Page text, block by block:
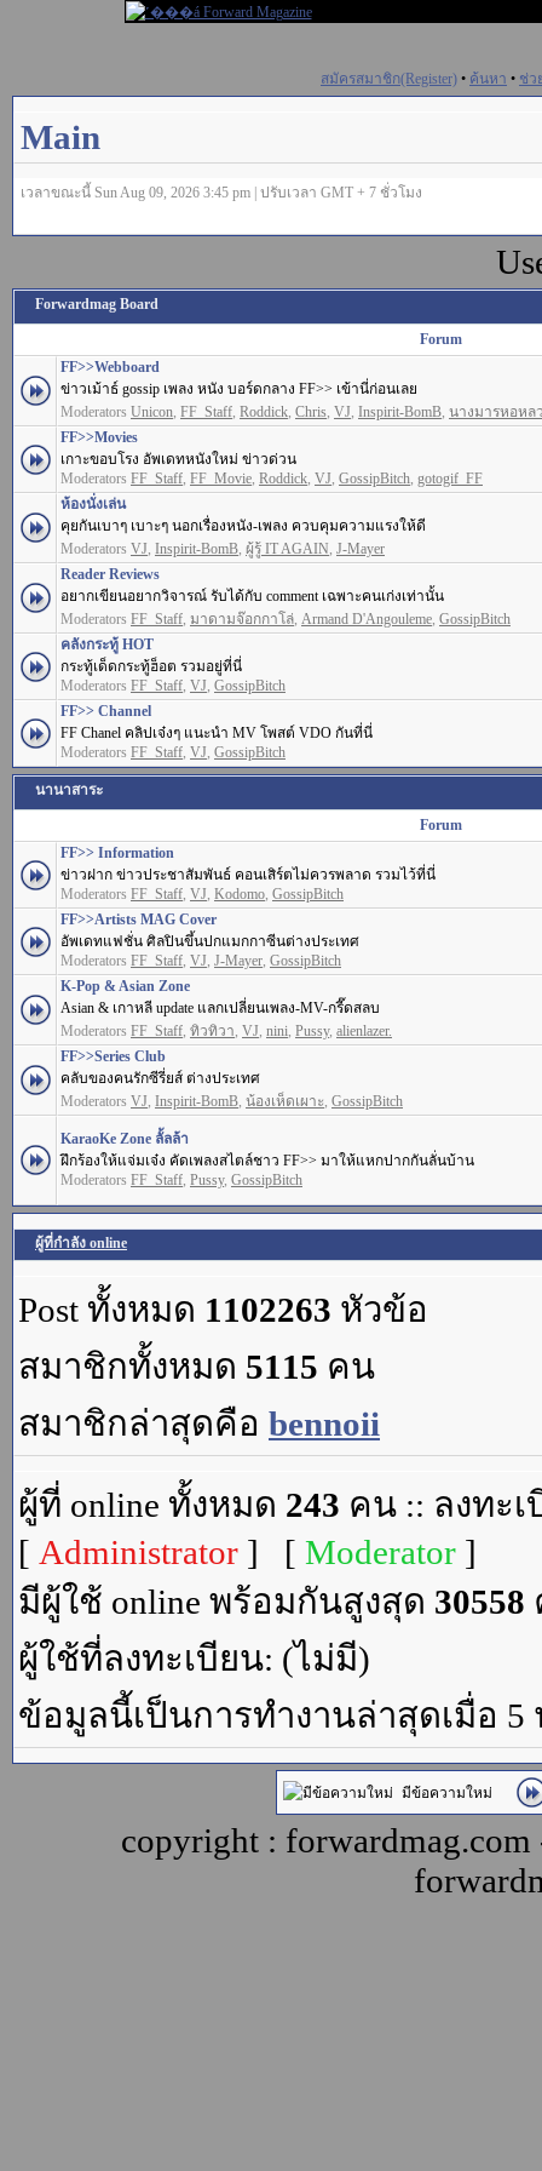
สมัครสมาชิก(Register) • ค้นหา • ช่ว
Main
เวลาขณะนี้ Sun Aug 09, 2026 3:45 pm | ปรับเวลา GMT + 7 ชั่วโมง
Forwardmag Board
Forum
FF>>Webboard
ข่าวเม้าธ์ gossip เพลง หนัง บอร์ดกลาง FF>> เข้านี่ก่อนเลย
Moderators Unicon, FF_Staff, Roddick, Chris, VJ, Inspirit-BomB, นางมารหอหล
FF>>Movies
เกาะขอบโรง อัพเดทหนังใหม่ ข่าวด่วน
Moderators FF_Staff, FF_Movie, Roddick, VJ, GossipBitch, gotogif_FF
ห้องนั่งเล่น
คุยกันเบาๆ เบาะๆ นอกเรื่องหนัง-เพลง ควบคุมความแรงให้ดี
Moderators VJ, Inspirit-BomB, ผู้รู้ IT AGAIN, J-Mayer
Reader Reviews
อยากเขียนอยากวิจารณ์ รับได้กับ comment เฉพาะคนเก่งเท่านั้น
Moderators FF_Staff, มาดามจ๊อกกาโล่, Armand D'Angouleme, GossipBitch
คลังกระทู้ HOT
กระทู้เด็ดกระทู้ฮ็อต รวมอยู่ที่นี่
Moderators FF_Staff, VJ, GossipBitch
FF>> Channel
FF Chanel คลิปเจ๋งๆ แนะนำ MV โพสต์ VDO กันที่นี่
Moderators FF_Staff, VJ, GossipBitch
นานาสาระ
Forum
FF>> Information
ข่าวฝาก ข่าวประชาสัมพันธ์ คอนเสิร์ตไม่ควรพลาด รวมไว้ที่นี่
Moderators FF_Staff, VJ, Kodomo, GossipBitch
FF>>Artists MAG Cover
อัพเดทแฟชั่น ศิลปินขึ้นปกแมกกาซีนต่างประเทศ
Moderators FF_Staff, VJ, J-Mayer, GossipBitch
K-Pop & Asian Zone
Asian & เกาหลี update แลกเปลี่ยนเพลง-MV-กรี๊ดสลบ
Moderators FF_Staff, ทิวทิวา, VJ, nini, Pussy, alienlazer.
FF>>Series Club
คลับของคนรักซีรี่ยส์ ต่างประเทศ
Moderators VJ, Inspirit-BomB, น้องเห็ดเผาะ, GossipBitch
KaraoKe Zone ลั้ลล้า
ฝึกร้องให้แจ่มเจ๋ง คัดเพลงสไตล์ชาว FF>> มาให้แหกปากกันลั่นบ้าน
Moderators FF_Staff, Pussy, GossipBitch
ผู้ที่กำลัง online
Post ทั้งหมด 1102263 หัวข้อ
สมาชิกทั้งหมด 5115 คน
สมาชิกล่าสุดคือ bennoii
ผู้ที่ online ทั้งหมด 243 คน :: ลงทะ
[ Administrator ] [ Moderator ]
มีผู้ใช้ online พร้อมกันสูงสุด 30558
ผู้ใช้ที่ลงทะเบียน: (ไม่มี)
ข้อมูลนี้เป็นการทำงานล่าสุดเมื่อ 5
มีข้อความใหม่
copyright :